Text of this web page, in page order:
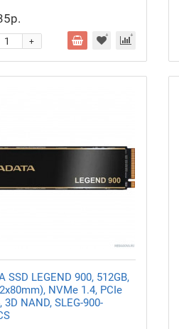
+
SSD LEGEND 900, 512GB,
NVMe 1.4, PCIe
3D NAND, SLEG-900-